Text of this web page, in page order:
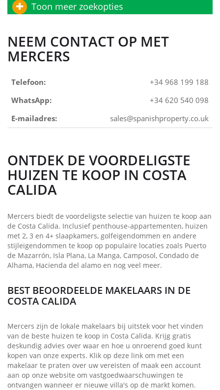
Toon meer zoekopties
NEEM CONTACT OP MET
MERCERS
Telefoon:
+34 968 199 188
WhatsApp:
+34 620 540 098
E-mailadres:
sales@spanishproperty.co.uk
ONTDEK DE VOORDELIGSTE
HUIZEN TE KOOP IN COSTA
CALIDA
Mercers biedt de voordeligste selectie van huizen te koop aan
de Costa Calida. Inclusief penthouse-appartementen, huizen
met 2, 3 en 4+ slaapkamers, golfeigendommen en andere
stijleigendommen te koop op populaire locaties zoals Puerto
de Mazarrón, Isla Plana, La Manga, Camposol, Condado de
Alhama, Hacienda del alamo en nog veel meer.
BEST BEOORDEELDE MAKELAARS IN DE
COSTA CALIDA
Mercers zijn de lokale makelaars bij uitstek voor het vinden
van de beste huizen te koop in Costa Calida. Krijg gratis
deskundig advies over waar en hoe u onroerend goed kunt
kopen van onze experts. Klik op deze link om met een
makelaar te praten over uw vereisten of maak een account
aan op onze website om vastgoedwaarschuwingen te
ontvangen wanneer er nieuwe villa's op de markt komen.